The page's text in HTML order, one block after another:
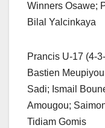
Winners Osawe;
Bilal Yalcinkaya
Prancis U-17 (4-
Bastien
Sadi; Ismail
Amougou;
Tidiam Gomis